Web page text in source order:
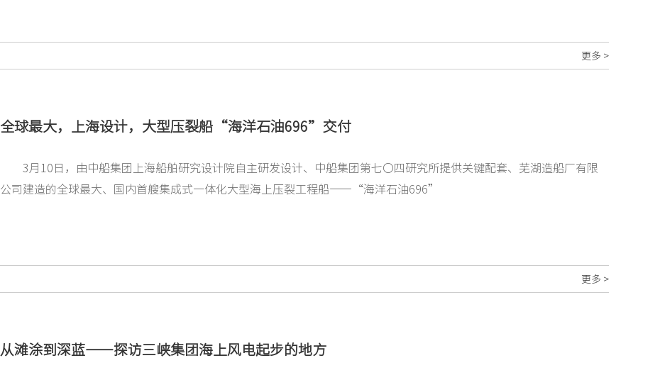
更多 >
全球最大，上海设计，大型压裂船“海洋石油696”交付
3月10日，由中船集团上海船舶研究设计院自主研发设计、中船集团第七〇四研究所提供关键配套、芜湖造船厂有限
公司建造的全球最大、国内首艘集成式一体化大型海上压裂工程船——“海洋石油696”
更多 >
从滩涂到深蓝——探访三峡集团海上风电起步的地方